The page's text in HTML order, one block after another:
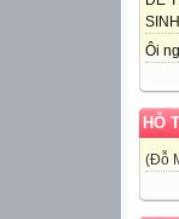
Ôi
HỖ
(Đỗ